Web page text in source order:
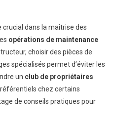
crucial dans la maîtrise des
opérations de maintenance
choisir des pièces de
spécialisés permet d’éviter les
un club de propriétaires
chez certains
de conseils pratiques pour